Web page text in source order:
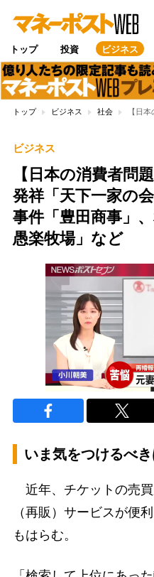
トップ 投資 ビジネス
トップ ビジネス 社会 【日
ビジネス
【日本の消費者問
発祥「天下一家の
事件「豊田商事」
愚楽牧場」など
いま気をつけるべき
近年、チケットの売
（再販）サービスが便
もはらむ。